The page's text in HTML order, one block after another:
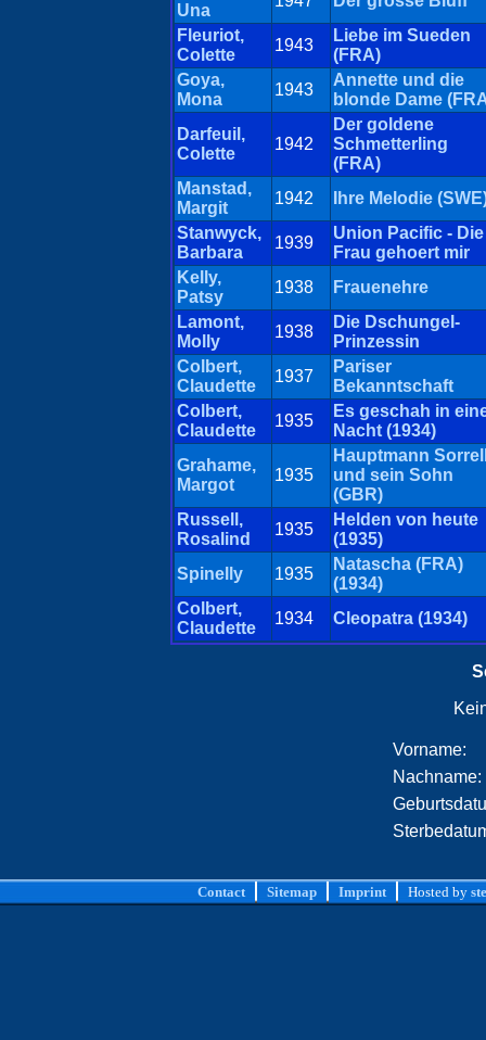
Una
Fleuriot,
Colette
1943
Liebe im Sueden
(FRA)
Goya,
Mona
1943
Annette und die
blonde Dame
Darfeuil,
Colette
1942
Der goldene
Schmetterling
(FRA)
Manstad,
Margit
1942
Ihre Melodie
Stanwyck,
Barbara
1939
Union Pacific - Die
Frau gehoert mir
Kelly,
Patsy
1938
Frauenehre
Lamont,
Molly
1938
Die Dschungel-
Prinzessin
Colbert,
Claudette
1937
Pariser
Bekanntschaft
Colbert,
Claudette
1935
Es geschah in
Nacht (1934)
Grahame,
Margot
1935
Hauptmann
und sein Sohn
(GBR)
Russell,
Rosalind
1935
Helden von heute
(1935)
Spinelly
1935
Natascha (FRA)
(1934)
Colbert,
Claudette
1934 Cleopatra (1934)
Vorname:
Nachname:
Contact Sitemap Imprint Hosted by